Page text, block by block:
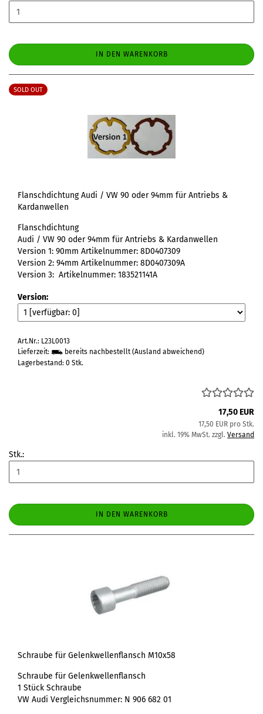
IN DEN WARENKORB
SOLD OUT
Flanschdichtung Audi / VW 90 oder 94mm für Antriebs &
Kardanwellen
Flanschdichtung
Audi / VW 90 oder 94mm für Antriebs & Kardanwellen
Version 1: 90mm Artikelnummer: 8D0407309
Version 2: 94mm Artikelnummer: 8D0407309A
Version 3: Artikelnummer: 183521141A
Version:
Art.Nr.: L23L0013
Lieferzeit:
bereits nachbestellt (Ausland abweichend)
Lagerbestand: 0 Stk.
17,50 EUR
17,50 EUR pro Stk.
inkl. 19% MwSt. zzgl. Versand
Stk.:
IN DEN WARENKORB
Schraube für Gelenkwellenflansch M10x58
Schraube für Gelenkwellenflansch
1 Stück Schraube
VW Audi Vergleichsnummer: N 906 682 01